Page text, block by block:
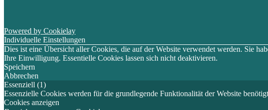
Powered by Cookielay
Individuelle Einstellungen
Dies ist eine Übersicht aller Cookies, die auf der Website verwendet werden. Sie
Ihre Einwilligung. Essentielle Cookies lassen sich nicht deaktivieren.
Speichern
Abbrechen
Essenziell (1)
Essenzielle Cookies werden für die grundlegende Funktionalität der Website
Cookies anzeigen